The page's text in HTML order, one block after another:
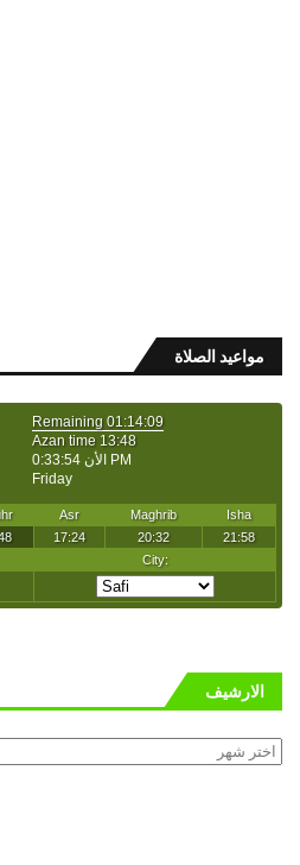
مواعيد الصلاة
الارشيف
الارشيف